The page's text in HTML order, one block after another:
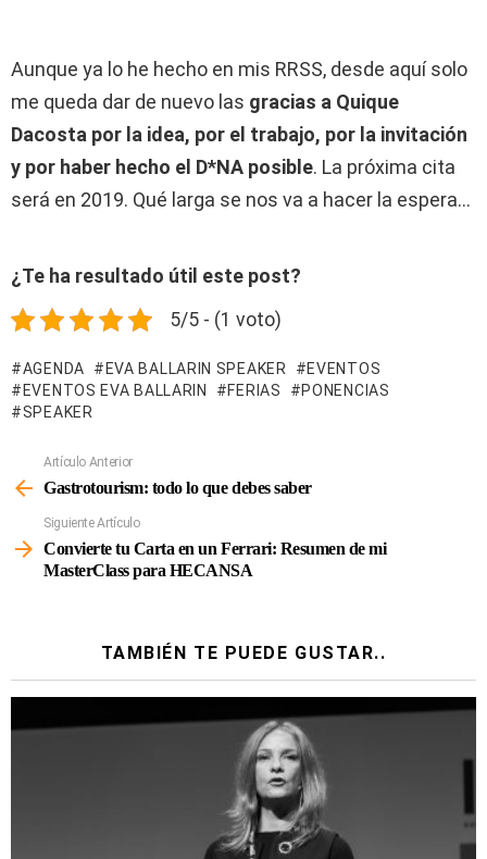
Aunque ya lo he hecho en mis RRSS, desde aquí solo
me queda dar de nuevo las gracias a Quique
Dacosta por la idea, por el trabajo, por la invitación
y por haber hecho el D*NA posible. La próxima cita
será en 2019. Qué larga se nos va a hacer la espera…
¿Te ha resultado útil este post?
5/5 - (1 voto)
AGENDA EVA BALLARIN SPEAKER
EVENTOS
EVENTOS EVA BALLARIN
FERIAS
PONENCIAS
SPEAKER
Más
Artículo Anterior
Gastrotourism: todo lo que debes saber
Siguiente Artículo
Convierte tu Carta en un Ferrari: Resumen de mi
MasterClass para HECANSA
TAMBIÉN TE PUEDE GUSTAR..